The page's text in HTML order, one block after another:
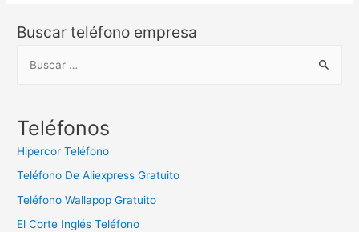
Buscar teléfono empresa
c
Teléfonos
Hipercor Teléfono
Teléfono De Aliexpress Gratuito
Teléfono Wallapop Gratuito
El Corte Inglés Teléfono